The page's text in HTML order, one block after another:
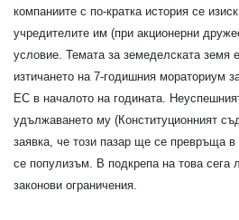
компаниите с по-кратка история се
учредителите им (при акционерни
условие. Темата за земеделската земя
изтичането на 7-годишния мораториум
ЕС в началото на годината.
удължаването му (Конституционният
заявка, че този пазар ще се превръща
се популизъм. В подкрепа на това сега
законови ограничения.